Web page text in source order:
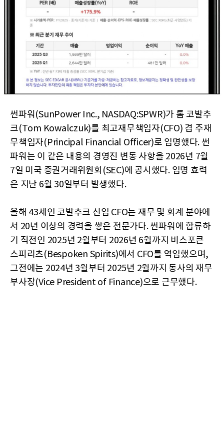
썬파워(SunPower Inc., NASDAQ:SPWR)가 톰 코발추
크(Tom Kowalczuk)를 최고재무책임자(CFO) 겸 주재
무책임자(Principal Financial Officer)로 임명했다. 썬
파워는 이 같은 내용의 경영진 변동 사항을 2026년 7월
7일 미국 증권거래위원회(SEC)에 공시했다. 임명 효력
은 지난 6월 30일부터 발생했다.
올해 43세인 코발추크 신임 CFO는 재무 및 회계 분야에
서 20년 이상의 경력을 쌓은 전문가다. 썬파워에 합류하
기 직전인 2025년 2월부터 2026년 6월까지 비스포큰
스피리츠(Bespoken Spirits)에서 CFO를 역임했으며,
그전에는 2024년 3월부터 2025년 2월까지 동사의 재무
부사장(Vice President of Finance)으로 근무했다.